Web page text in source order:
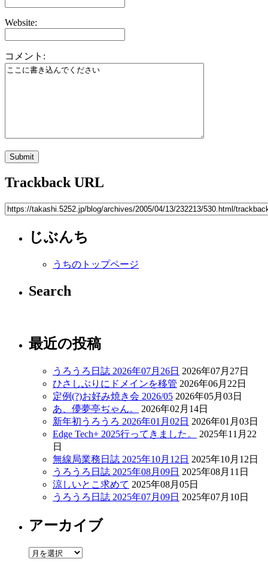
Website:
コメント:
Trackback URL
じぶんち
うちのトップページ
Search
最近の投稿
うろうろ日誌 2026年07月26日 2026年07月27日
ひさしぶりにドメインを移管 2026年06月22日
定例(?)お好み焼き会 2026/05 2026年05月03日
あ、儚夢亭ぢゃん。
2026年02月14日
新年初うろうろ 2026年01月02日 2026年01月03日
Edge Tech+ 2025行ってきました。
2025年11月22
日
無線局業務日誌 2025年10月12日 2025年10月12日
うろうろ日誌 2025年08月09日 2025年08月11日
涼しいとこ求めて 2025年08月05日
うろうろ日誌 2025年07月09日 2025年07月10日
アーカイブ
ア